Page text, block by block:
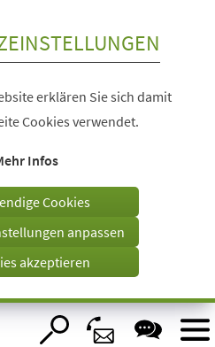
erklären Sie sich damit
Cookies verwendet.
Infos
Cookies
anpassen
akzeptieren